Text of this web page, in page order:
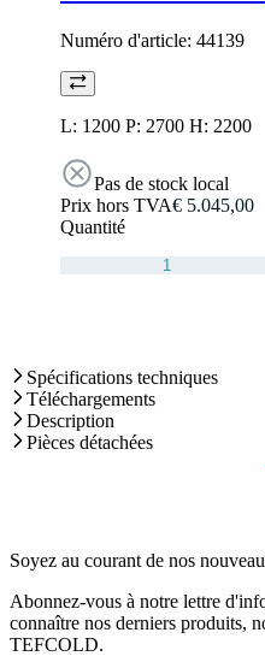
Numéro d'article: 44139
L: 1200 P: 2700 H: 2200
Pas de stock local
Prix hors TVA€ 5.045,00
Quantité
Spécifications techniques
Téléchargements
Description
Pièces détachées
Soyez au courant de nos
Abonnez-vous à notre lettre
connaître nos derniers produits,
TEFCOLD.